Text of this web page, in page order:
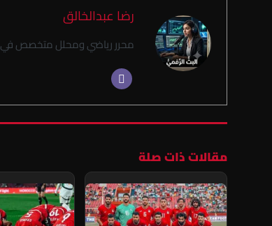
رضا عبدالخالق
محرر رياضي ومحلل متخصص في
مقالات ذات صلة